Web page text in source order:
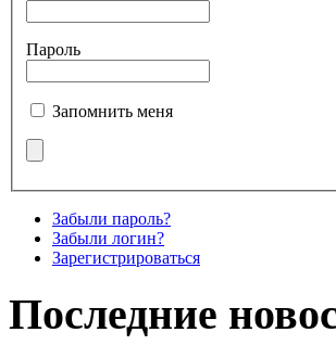
Пароль
Запомнить меня
Забыли пароль?
Забыли логин?
Зарегистрироваться
Последние